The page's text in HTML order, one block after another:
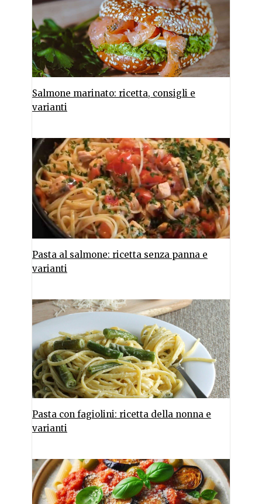
Salmone marinato: ricetta, consigli e
varianti
Pasta al salmone: ricetta senza panna e
varianti
Pasta con fagiolini: ricetta della nonna e
varianti